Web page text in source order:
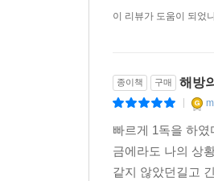
이 리뷰가 도움이 되었
종이책 구매 해방
빠르게 1독을 하
금에라도 나의 상
같지 않았던길고